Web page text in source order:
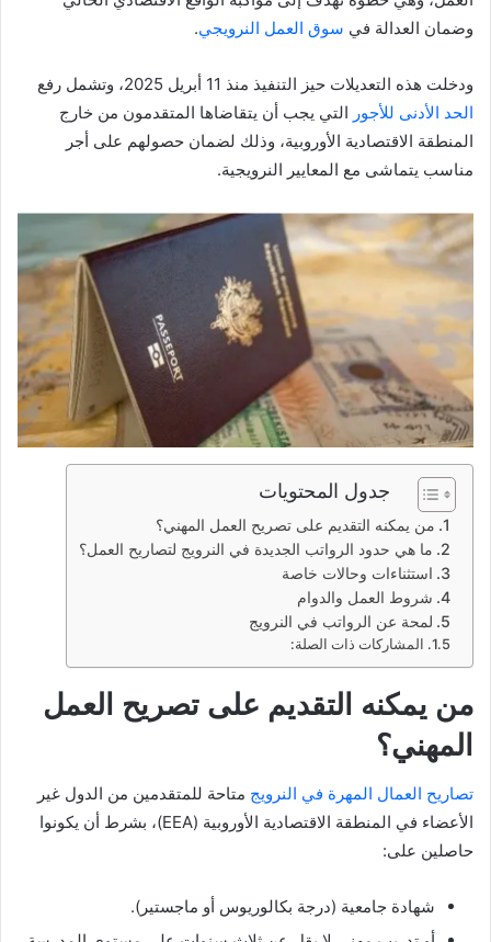
وضمان العدالة في سوق العمل النرويجي.
ودخلت هذه التعديلات حيز التنفيذ منذ 11 أبريل 2025، وتشمل رفع
الحد الأدنى للأجور التي يجب أن يتقاضاها المتقدمون من خارج
المنطقة الاقتصادية الأوروبية، وذلك لضمان حصولهم على أجر
مناسب يتماشى مع المعايير النرويجية.
جدول المحتويات
من يمكنه التقديم على تصريح العمل المهني؟
ما هي حدود الرواتب الجديدة في النرويج لتصاريح العمل؟
استثناءات وحالات خاصة
شروط العمل والدوام
لمحة عن الرواتب في النرويج
المشاركات ذات الصلة:
من يمكنه التقديم على تصريح العمل
المهني؟
تصاريح العمال المهرة في النرويج متاحة للمتقدمين من الدول غير
الأعضاء في المنطقة الاقتصادية الأوروبية (EEA)، بشرط أن يكونوا
حاصلين على:
شهادة جامعية (درجة بكالوريوس أو ماجستير).